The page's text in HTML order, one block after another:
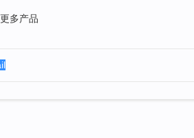
更多产品